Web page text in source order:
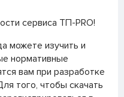
сервиса ТП-PRO!
можете изучить и
нормативные
вам при разработке
того, чтобы скачать